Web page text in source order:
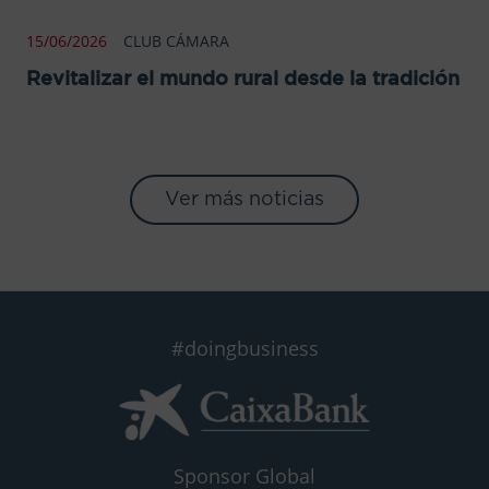
15/06/2026 CLUB CÁMARA
Revitalizar el mundo rural desde la tradición
Ver más noticias
#doingbusiness
Sponsor Global